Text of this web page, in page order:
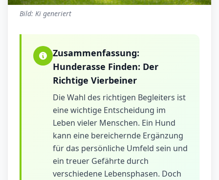
Bild: Ki generiert
Zusammenfassung:
Hunderasse Finden: Der
Richtige Vierbeiner
Die Wahl des richtigen Begleiters ist
eine wichtige Entscheidung im
Leben vieler Menschen. Ein Hund
kann eine bereichernde Ergänzung
für das persönliche Umfeld sein und
ein treuer Gefährte durch
verschiedene Lebensphasen. Doch